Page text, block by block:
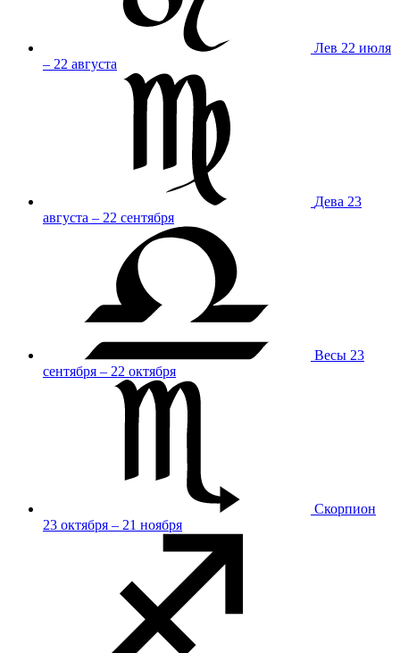
Лев 22 июля
– 22 августа
Дева 23
августа – 22 сентября
Весы 23
сентября – 22 октября
Скорпион
23 октября – 21 ноября